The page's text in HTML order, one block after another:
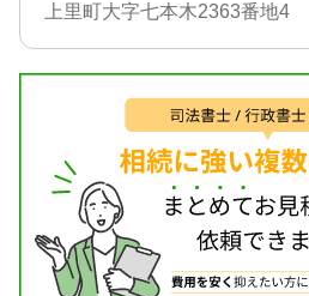
上里町大字七本木2363番地4